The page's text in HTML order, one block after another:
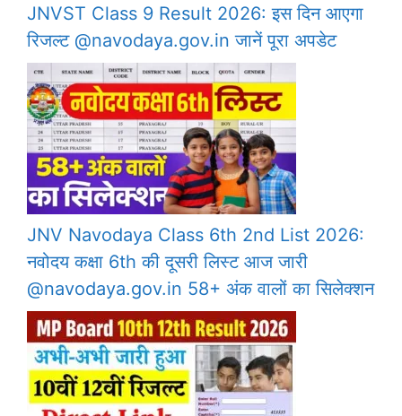
JNVST Class 9 Result 2026: इस दिन आएगा
रिजल्ट @navodaya.gov.in जानें पूरा अपडेट
JNV Navodaya Class 6th 2nd List 2026:
नवोदय कक्षा 6th की दूसरी लिस्ट आज जारी
@navodaya.gov.in 58+ अंक वालों का सिलेक्शन